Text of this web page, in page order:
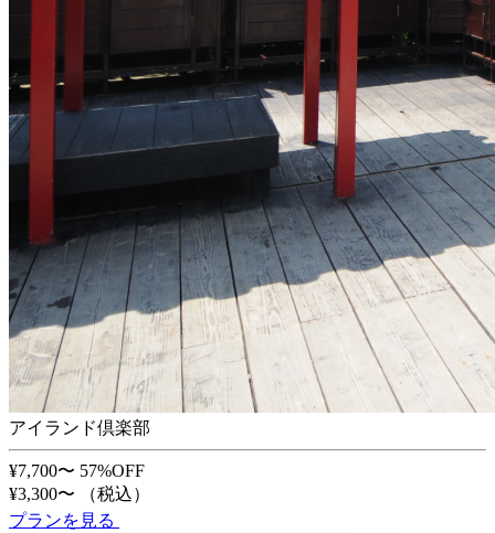
アイランド倶楽部
¥7,700〜 57%OFF
¥3,300〜
（税込）
プランを見る